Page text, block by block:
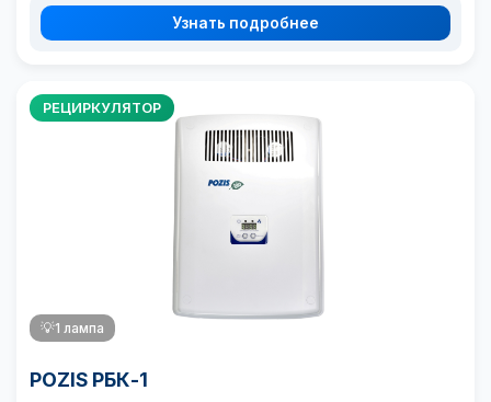
Узнать подробнее
РЕЦИРКУЛЯТОР
💡1 лампа
POZIS РБК-1